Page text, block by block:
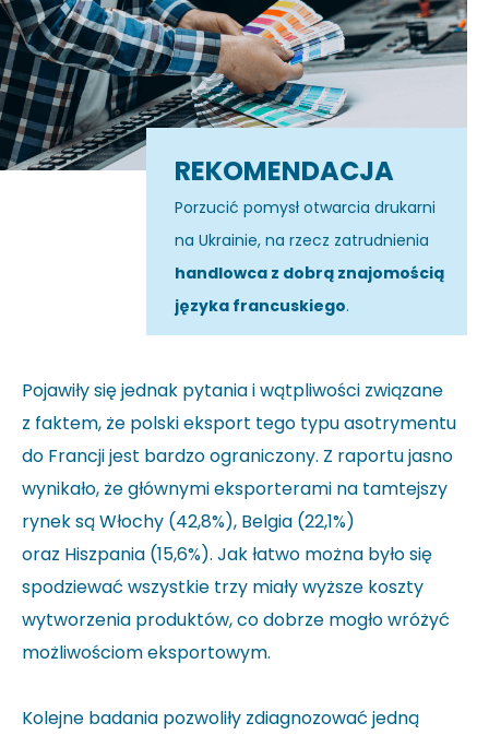
REKOMENDACJA
Porzucić pomysł otwarcia drukarni
na Ukrainie, na rzecz zatrudnienia
handlowca z dobrą znajomością
języka francuskiego.
Pojawiły się jednak pytania i wątpliwości związane
z faktem, że polski eksport tego typu asotrymentu
do Francji jest bardzo ograniczony. Z raportu jasno
wynikało, że głównymi eksporterami na tamtejszy
rynek są Włochy (42,8%), Belgia (22,1%)
oraz Hiszpania (15,6%). Jak łatwo można było się
spodziewać wszystkie trzy miały wyższe koszty
wytworzenia produktów, co dobrze mogło wróżyć
możliwościom eksportowym.
Kolejne badania pozwoliły zdiagnozować jedną